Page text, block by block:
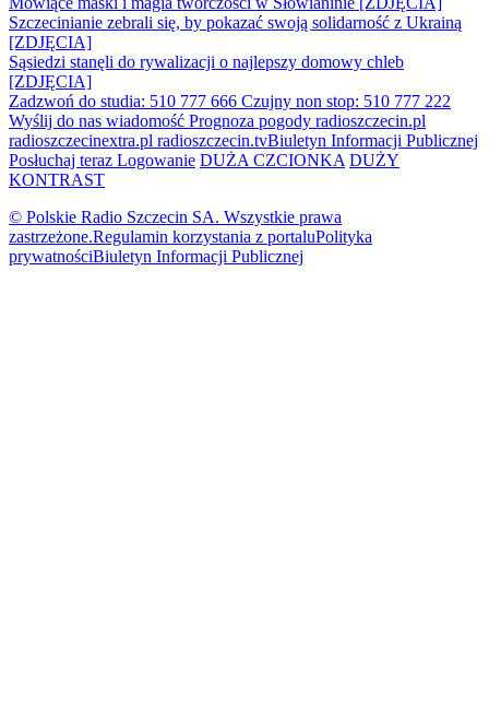
Szczecinianie zebrali się, by pokazać swoją solidarność z Ukrainą
[ZDJĘCIA]
Sąsiedzi stanęli do rywalizacji o najlepszy domowy chleb
[ZDJĘCIA]
Zadzwoń do studia: 510 777 666 Czujny non stop: 510 777 222
Wyślij do nas wiadomość Prognoza pogody radioszczecin.pl
radioszczecinextra.pl radioszczecin.tvBiuletyn Informacji Publicznej
Posłuchaj teraz Logowanie DUŻA CZCIONKA DUŻY
KONTRAST
© Polskie Radio Szczecin SA. Wszystkie prawa
zastrzeżone.Regulamin korzystania z portaluPolityka
prywatnościBiuletyn Informacji Publicznej